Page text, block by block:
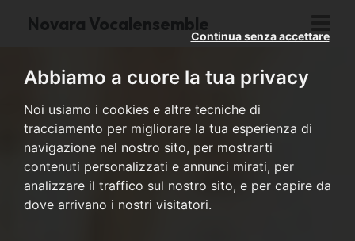
Abbiamo a cuore la tua privacy
Noi usiamo i cookies e altre tecniche di
tracciamento per migliorare la tua esperienza di
navigazione nel nostro sito, per mostrarti
contenuti personalizzati e annunci mirati, per
analizzare il traffico sul nostro sito, e per capire da
dove arrivano i nostri visitatori.
Continua senza accettare
Novara Vocalensemble